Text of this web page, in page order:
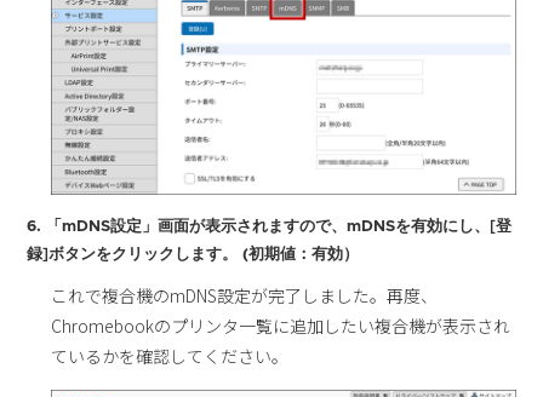
6. 「mDNS設定」画面が表示されますので、mDNSを有効にし、[登
録]ボタンをクリックします。 (初期値：有効）
これで複合機のmDNS設定が完了しました。再度、
Chromebookのプリンタ一覧に追加したい複合機が表示され
ているかを確認してください。